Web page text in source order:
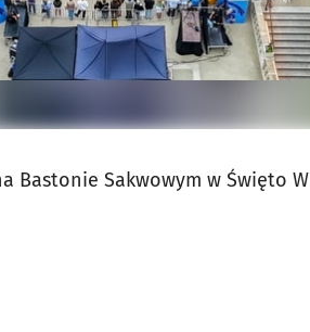
Bastonie Sakwowym w Święto